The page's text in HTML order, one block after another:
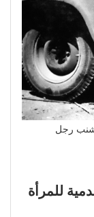
شنب رجل
للمرأة